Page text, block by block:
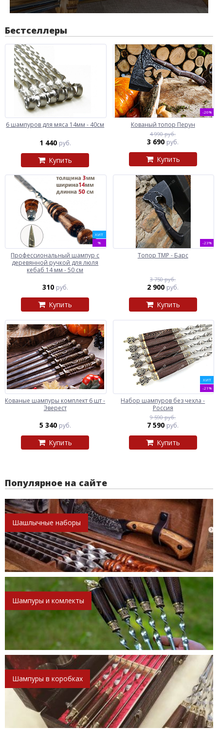
Бестселлеры
6 шампуров для мяса 14мм - 40см
1 440 руб.
Купить
-26%
Кованый топор Перун
4 990 руб.
3 690 руб.
Купить
ХИТ
%
Профессиональный шампур с
деревянной ручкой для люля
кебаб 14 мм - 50 см
310 руб.
Купить
-23%
Топор ТМР - Барс
3 750 руб.
2 900 руб.
Купить
Кованые шампуры комплект 6 шт -
Эверест
5 340 руб.
Купить
ХИТ
-21%
Набор шампуров без чехла -
Россия
9 590 руб.
7 590 руб.
Купить
Популярное на сайте
Шашлычные наборы
Шампуры и комлекты
Шампуры в коробках